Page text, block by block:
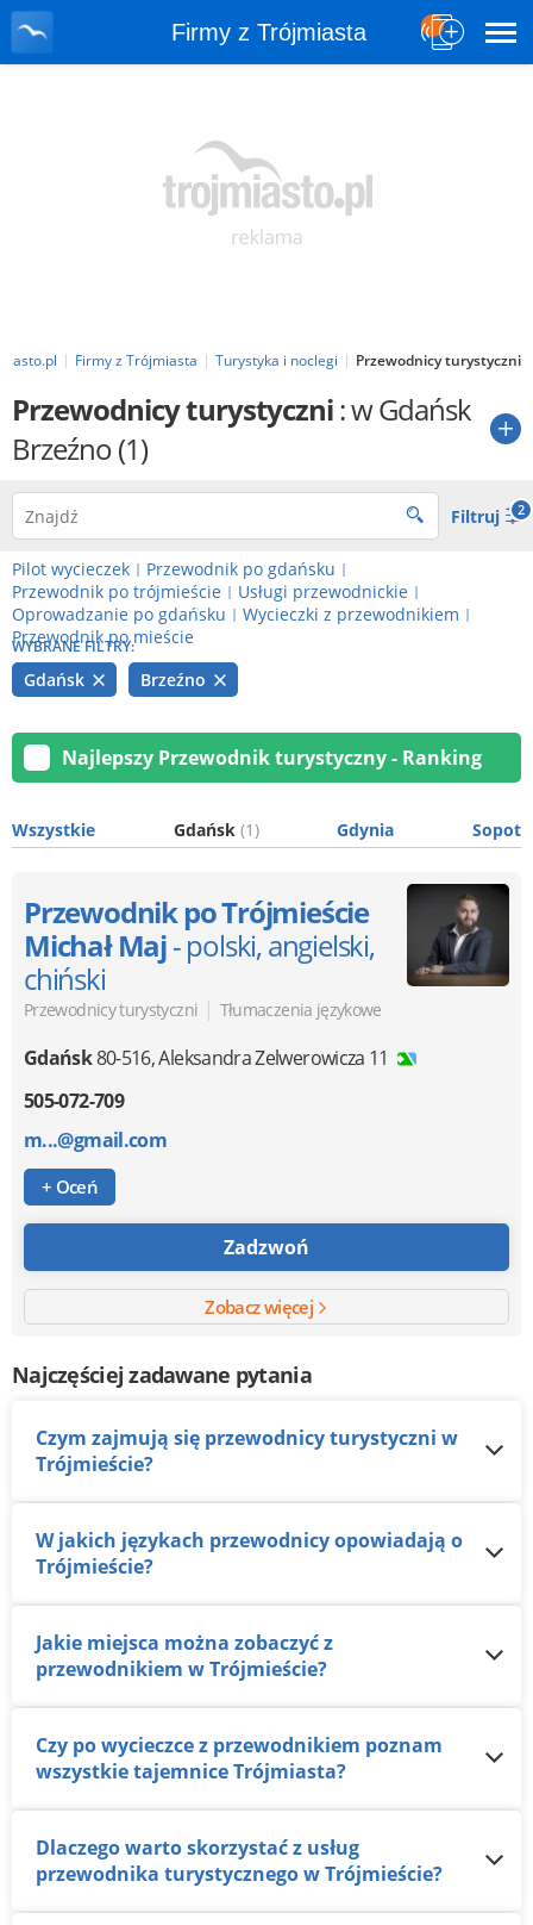
Firmy z Trójmiasta
Firmy z Trójmiasta Turystyka i noclegi Przewodnicy turystyczni
Przewodnicy turystyczni: w Gdańsk
Brzeźno(1)
Filtruj 2
Pilot wycieczek | Przewodnik po gdańsku |
Przewodnik po trójmieście | Usługi przewodnickie |
Oprowadzanie po gdańsku | Wycieczki z przewodnikiem |
Przewodnik po mieście
WYBRANE FILTRY:
Gdańsk Brzeźno
Najlepszy Przewodnik turystyczny - Ranking
Wszystkie Gdańsk (1) Gdynia Sopot
Przewodnik po Trójmieście
Michał Maj- polski, angielski,
chiński
Przewodnicy turystyczni | Tłumaczenia językowe
Gdańsk80-516,Aleksandra Zelwerowicza 11
505-072-709
m...@gmail.com
+ Oceń
Zadzwoń
Zobacz więcej
Najczęściej zadawane pytania
Czym zajmują się przewodnicy turystyczni w
Trójmieście?
W jakich językach przewodnicy opowiadają o
Trójmieście?
Jakie miejsca można zobaczyć z
przewodnikiem w Trójmieście?
Czy po wycieczce z przewodnikiem poznam
wszystkie tajemnice Trójmiasta?
Dlaczego warto skorzystać z usług
przewodnika turystycznego w Trójmieście?